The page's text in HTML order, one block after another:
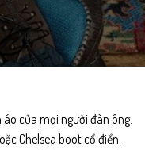
của mọi người đàn ông.
Chelsea boot cổ điển.